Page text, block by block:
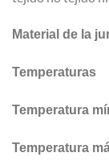
Material de la
Temperaturas
Temperatura
Temperatura